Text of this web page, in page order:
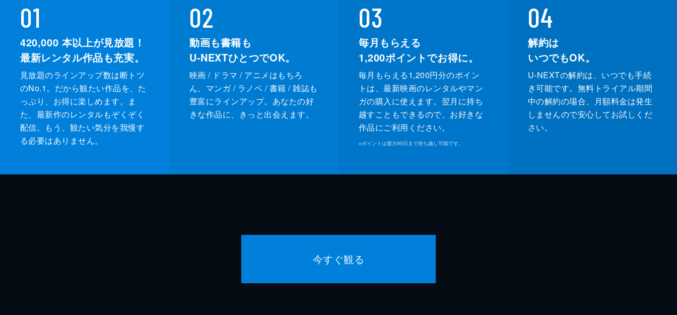
01
420,000 本以上が見放題！
最新レンタル作品も充実。
見放題のラインアップ数は断トツ
のNo.1。だから観たい作品を、た
っぷり、お得に楽しめます。ま
た、最新作のレンタルもぞくぞく
配信。もう、観たい気分を我慢す
る必要はありません。
02
動画も書籍も
U-NEXTひとつでOK。
映画 / ドラマ / アニメはもちろ
ん、マンガ / ラノベ / 書籍 / 雑誌も
豊富にラインアップ。あなたの好
きな作品に、きっと出会えます。
03
毎月もらえる
1,200ポイントでお得に。
毎月もらえる1,200円分のポイン
トは、最新映画のレンタルやマン
ガの購入に使えます。翌月に持ち
越すこともできるので、お好きな
作品にご利用ください。
※ポイントは最大90日まで持ち越し可能です。
04
解約は
いつでもOK。
U-NEXTの解約は、いつでも手続
き可能です。無料トライアル期間
中の解約の場合、月額料金は発生
しませんので安心してお試しくだ
さい。
今すぐ観る